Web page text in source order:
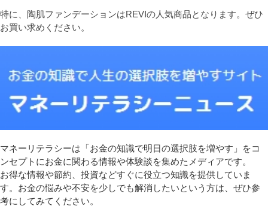
特に、陶肌ファンデーションはREVIの人気商品となります。ぜひ
お買い求めください。
マネーリテラシーは「お金の知識で明日の選択肢を増やす」をコ
ンセプトにお金に関わる情報や体験談を集めたメディアです。
お得な情報や節約、投資などすぐに役立つ知識を提供していま
す。お金の悩みや不安を少しでも解消したいという方は、ぜひ参
考にしてみてください。